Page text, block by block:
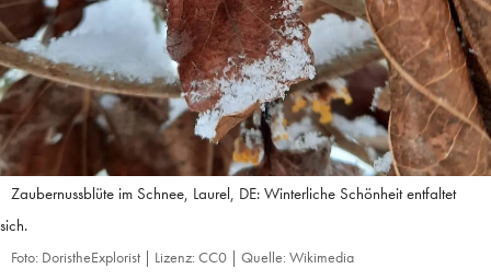
Zaubernussblüte im Schnee, Laurel, DE: Winterliche Schönheit entfaltet
sich.
Foto: DoristheExplorist | Lizenz: CC0 | Quelle: Wikimedia